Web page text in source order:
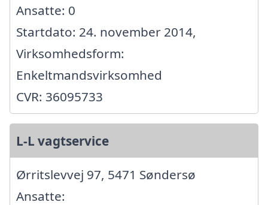
Ansatte: 0
Startdato: 24. november 2014,
Virksomhedsform:
Enkeltmandsvirksomhed
CVR: 36095733
L-L vagtservice
Ørritslevvej 97, 5471 Søndersø
Ansatte: